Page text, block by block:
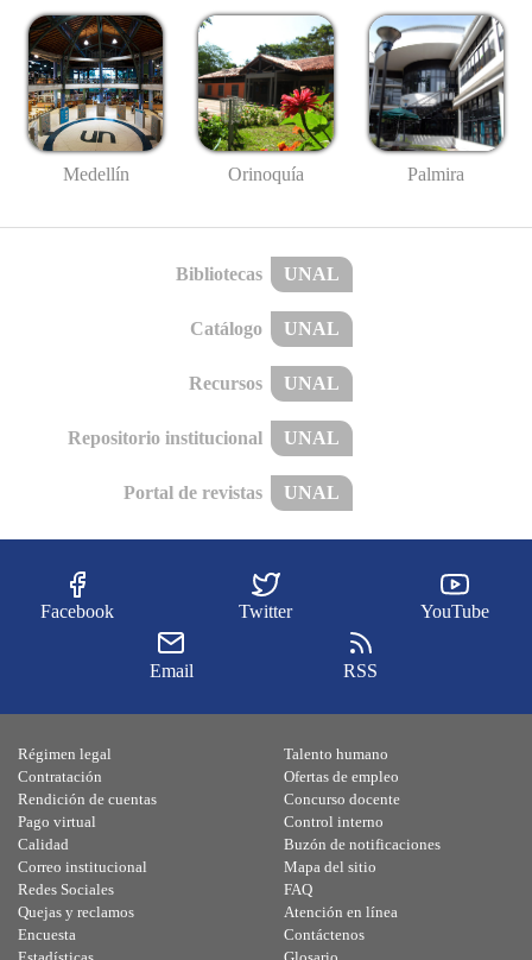
Medellín Orinoquía Palmira
Bibliotecas UNAL
Catálogo UNAL
Recursos UNAL
Repositorio institucional UNAL
Portal de revistas UNAL
Facebook Twitter YouTube
Email RSS
Régimen legal
Contratación
Rendición de cuentas
Pago virtual
Calidad
Talento humano
Ofertas de empleo
Concurso docente
Control interno
Buzón de notificaciones
Correo institucional
Redes Sociales
Quejas y reclamos
Encuesta
Mapa del sitio
FAQ
Atención en línea
Contáctenos